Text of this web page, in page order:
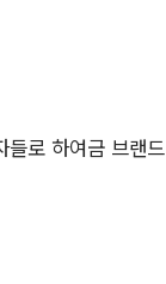
들로 하여금 브랜드